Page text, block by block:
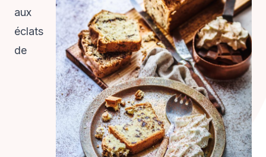
aux
éclats
de